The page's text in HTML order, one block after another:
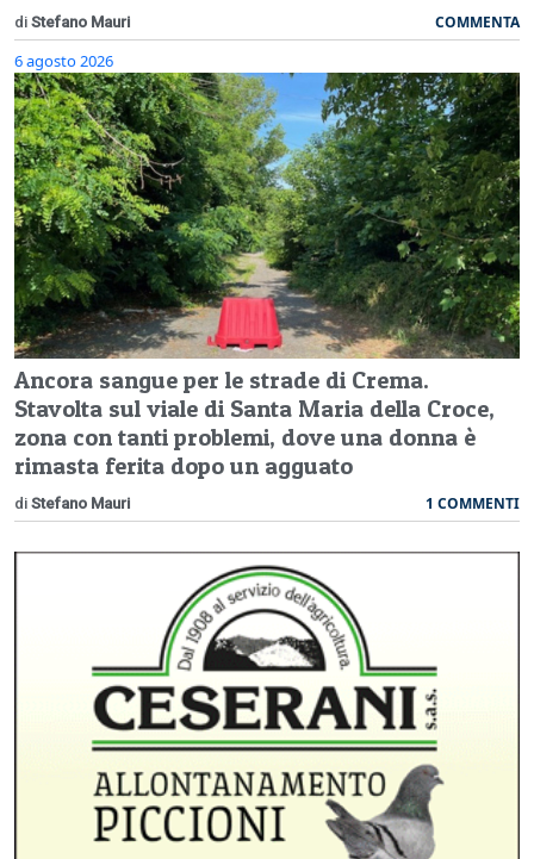
di Stefano Mauri COMMENTA
6 agosto 2026
Ancora sangue per le strade di Crema.
Stavolta sul viale di Santa Maria della Croce,
zona con tanti problemi, dove una donna è
rimasta ferita dopo un agguato
di Stefano Mauri 1 COMMENTI